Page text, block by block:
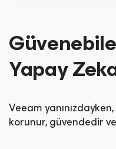
Yapay
Veeam
korunur, güvendedir